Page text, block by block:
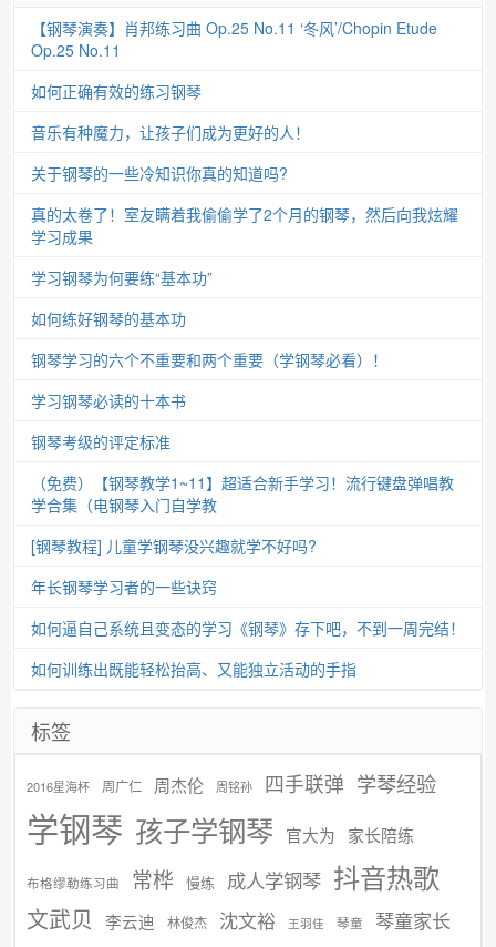
【钢琴演奏】肖邦练习曲 Op.25 No.11 ‘冬风’/Chopin Etude
Op.25 No.11
如何正确有效的练习钢琴
音乐有种魔力，让孩子们成为更好的人！
关于钢琴的一些冷知识你真的知道吗?
真的太卷了！室友瞒着我偷偷学了2个月的钢琴，然后向我炫耀
学习成果
学习钢琴为何要练“基本功”
如何练好钢琴的基本功
钢琴学习的六个不重要和两个重要（学钢琴必看）！
学习钢琴必读的十本书
钢琴考级的评定标准
（免费）【钢琴教学1~11】超适合新手学习！流行键盘弹唱教
学合集（电钢琴入门自学教
[钢琴教程] 儿童学钢琴没兴趣就学不好吗?
年长钢琴学习者的一些诀窍
如何逼自己系统且变态的学习《钢琴》存下吧，不到一周完结！
如何训练出既能轻松抬高、又能独立活动的手指
标签
2016星海杯 周广仁 周杰伦 周铭孙 四手联弹 学琴经验
学钢琴 孩子学钢琴 官大为 家长陪练
布格缪勒练习曲 常桦 慢练 成人学钢琴 抖音热歌
文武贝 李云迪 林俊杰 沈文裕 王羽佳 琴童 琴童家长